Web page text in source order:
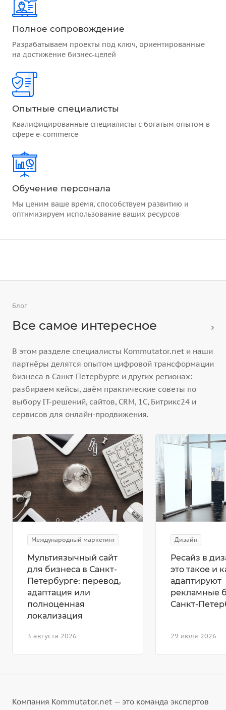
Полное сопровождение
Разрабатываем проекты под ключ, ориентированные
на достижение бизнес-целей
Опытные специалисты
Квалифицированные специалисты с богатым опытом в
сфере e-commerce
Обучение персонала
Мы ценим ваше время, способствуем развитию и
оптимизируем использование ваших ресурсов
Блог
Все самое интересное
В этом разделе специалисты Kommutator.net и наши
партнёры делятся опытом цифровой трансформации
бизнеса в Санкт-Петербурге и других регионах:
разбираем кейсы, даём практические советы по
выбору IT-решений, сайтов, CRM, 1С, Битрикс24 и
сервисов для онлайн-продвижения.
Международный маркетинг
3 августа 2026
Мультиязычный сайт
для бизнеса в Санкт-
Петербурге: перевод,
адаптация или
полноценная
локализация
Дизайн
29 июля 2026
Ресайз в
это такое и
адаптируют
рекламные
Санкт-
Компания Kommutator.net — это команда экспертов